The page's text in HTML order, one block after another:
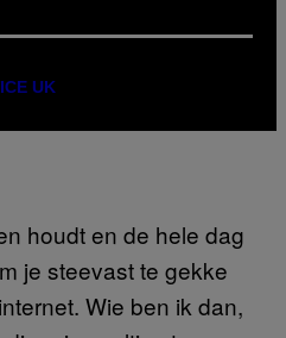
UK
houdt en de hele dag
je steevast te gekke
Wie ben ik dan,